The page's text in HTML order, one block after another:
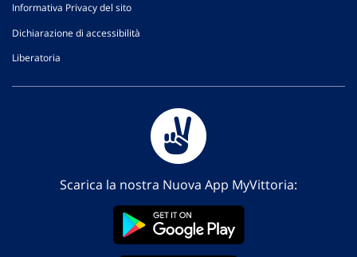
Informativa Privacy del sito
Dichiarazione di accessibilità
Liberatoria
Scarica la nostra Nuova App MyVittoria: